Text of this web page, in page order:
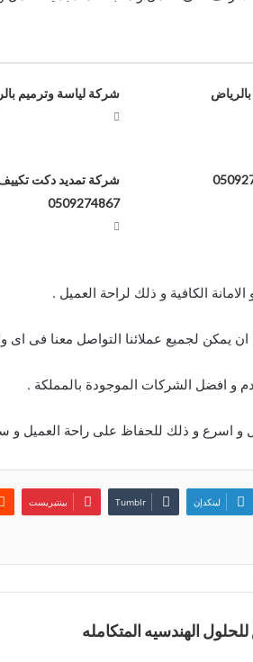
شركة لياسة وترميم بالرياض
شركة تمديد دكت
0509274867
الكافية و ذلك لراحة العميل .
و افضل الشركات الموجودة بالمملكة .
اسرع و ذلك للحفاظ على راحة العميل و
لينكدإن بينتيريست
الهندسيه المتكامله